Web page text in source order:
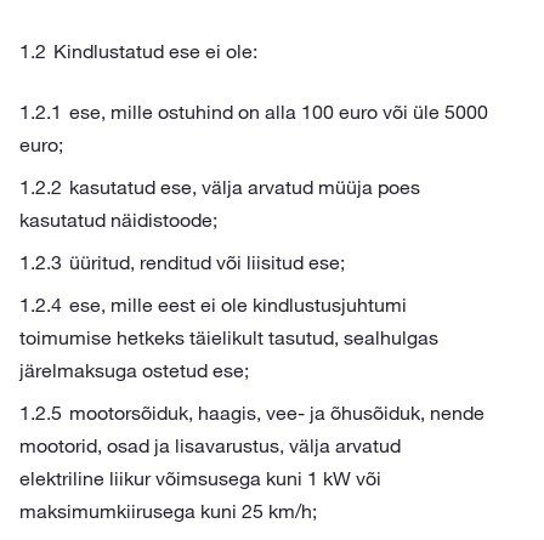
Kindlustatud ese ei ole:
ese, mille ostuhind on alla 100 euro või üle 5000
euro;
kasutatud ese, välja arvatud müüja poes
kasutatud näidistoode;
üüritud, renditud või liisitud ese;
ese, mille eest ei ole kindlustusjuhtumi
toimumise hetkeks täielikult tasutud, sealhulgas
järelmaksuga ostetud ese;
mootorsõiduk, haagis, vee- ja õhusõiduk, nende
mootorid, osad ja lisavarustus, välja arvatud
elektriline liikur võimsusega kuni 1 kW või
maksimumkiirusega kuni 25 km/h;